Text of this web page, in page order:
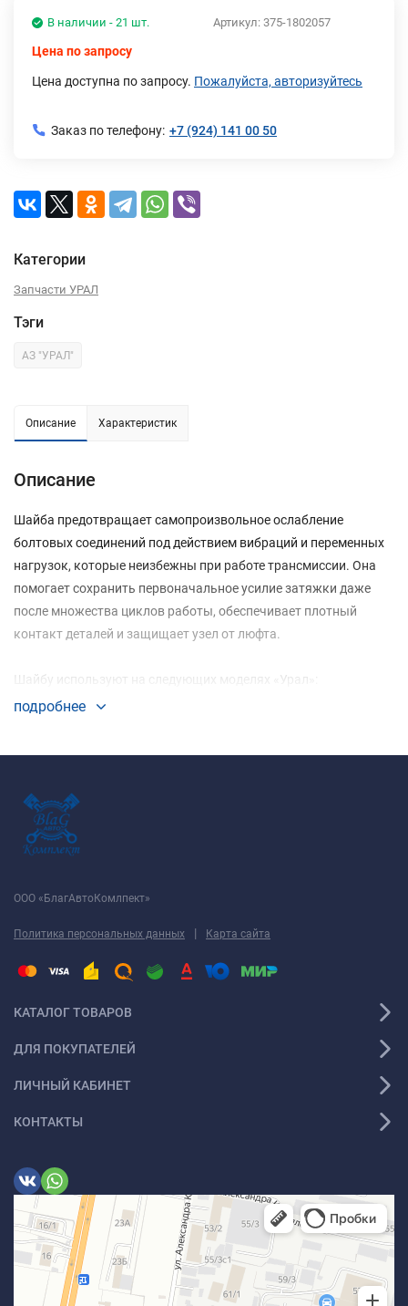
Артикул: 375-1802057
В наличии - 21 шт.
Цена по запросу
Цена доступна по запросу. Пожалуйста, авторизуйтесь
Заказ по телефону: +7 (924) 141 00 50
Категории
Запчасти УРАЛ
Тэги
АЗ "УРАЛ"
Описание Характеристик
Описание
Шайба предотвращает самопроизвольное ослабление
болтовых соединений под действием вибраций и переменных
нагрузок, которые неизбежны при работе трансмиссии. Она
помогает сохранить первоначальное усилие затяжки даже
после множества циклов работы, обеспечивает плотный
контакт деталей и защищает узел от люфта.
Шайбу используют на следующих моделях «Урал»:
Урал-375;
Урал-55571-40
подробнее
ООО «БлагАвтоКомлпект»
Политика персональных данных | Карта сайта
КАТАЛОГ ТОВАРОВ
ДЛЯ ПОКУПАТЕЛЕЙ
ЛИЧНЫЙ КАБИНЕТ
КОНТАКТЫ